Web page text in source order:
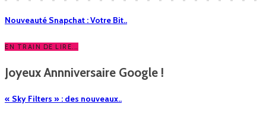
Nouveauté Snapchat : Votre Bit..
EN TRAIN DE LIRE...
Joyeux Annniversaire Google !
« Sky Filters » : des nouveaux..